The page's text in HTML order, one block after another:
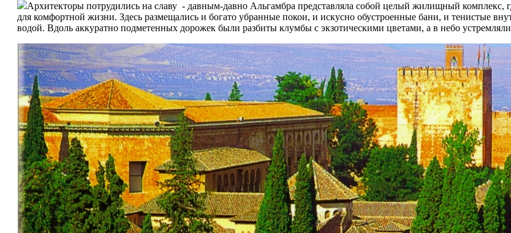
Архитекторы потрудились на славу - давным-давно Альгамбра представляла собой целый жилищный комплекс,
для комфортной жизни. Здесь размещались и богато убранные покои, и искусно обустроенные бани, и тенистые
водой. Вдоль аккуратно подметенных дорожек были разбиты клумбы с экзотическими цветами, а в небо